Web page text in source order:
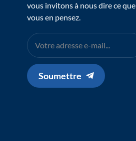
vous invitons à nous dire ce que
vous en pensez.
Soumettre